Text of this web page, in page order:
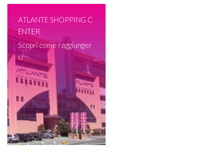
ATLANTE SHOPPING C
ENTER
Scopri come raggiunger
ci